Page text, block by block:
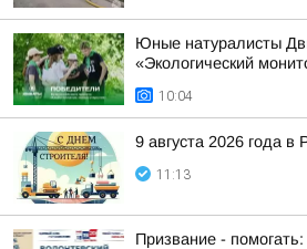
Юные натуралисты
«Экологический
10:04
9 августа 2026 года
11:13
Призвание -